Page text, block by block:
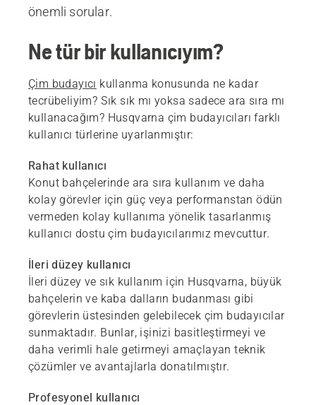
önemli sorular.
Ne tür bir kullanıcıyım?
Çim budayıcı kullanma konusunda ne kadar
tecrübeliyim? Sık sık mı yoksa sadece ara sıra mı
kullanacağım? Husqvarna çim budayıcıları farklı
kullanıcı türlerine uyarlanmıştır:
Rahat kullanıcı
Konut bahçelerinde ara sıra kullanım ve daha
kolay görevler için güç veya performanstan ödün
vermeden kolay kullanıma yönelik tasarlanmış
kullanıcı dostu çim budayıcılarımız mevcuttur.
İleri düzey kullanıcı
İleri düzey ve sık kullanım için Husqvarna, büyük
bahçelerin ve kaba dalların budanması gibi
görevlerin üstesinden gelebilecek çim budayıcılar
sunmaktadır. Bunlar, işinizi basitleştirmeyi ve
daha verimli hale getirmeyi amaçlayan teknik
çözümler ve avantajlarla donatılmıştır.
Profesyonel kullanıcı